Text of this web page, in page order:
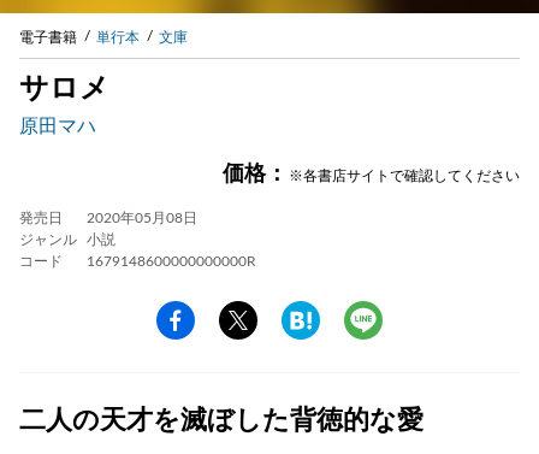
電子書籍 単行本 文庫
サロメ
原田マハ
価格： ※各書店サイトで確認してください
発売日
2020年05月08日
ジャンル
小説
コード
1679148600000000000R
二人の天才を滅ぼした背徳的な愛